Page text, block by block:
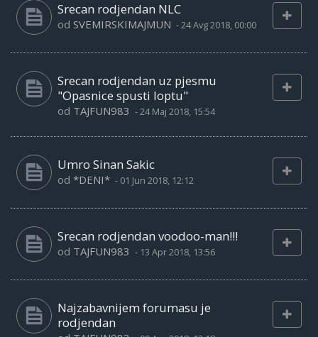
Srecan rodjendan NLC
od SVEMIRSKIMAJMUN -24 Avg 2018, 00:00
Srecan rodjendan uz pjesmu
"Opasnice spusti loptu"
od TAJFUN983 -24 Maj 2018, 15:54
Umro Sinan Sakic
od *DENI* - 01 Jun 2018, 12:12
Srecan rodjendan voodoo-man!!!
od TAJFUN983 - 13 Apr 2018, 13:56
Najzabavnijem forumasu je
rodjendan